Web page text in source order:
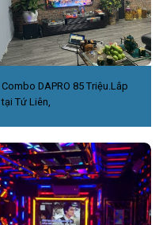
Combo DAPRO 85 Triệu.Lắp
tại Tứ Liên,